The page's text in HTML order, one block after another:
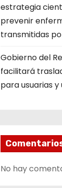
estrategia
prevenir
transmitidas
Gobierno del
facilitará
para usuarias y
No hay